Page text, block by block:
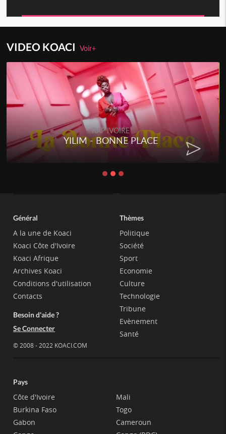
VIDEO KOACIVoir+
RAP IVOIRE
YILIM - BONNE PLACE
Général
A la une de Koaci
Koaci Côte d'Ivoire
Koaci Afrique
Archives Koaci
Conditions d'utilisation
Contacts
Besoin d'aide ?
Se Connecter
© 2008 - 2022 KOACI.COM
Thèmes
Politique
Société
Sport
Economie
Culture
Technologie
Tribune
Evènement
Santé
Pays
Côte d'Ivoire
Burkina Faso
Gabon
Mali
Togo
Cameroun